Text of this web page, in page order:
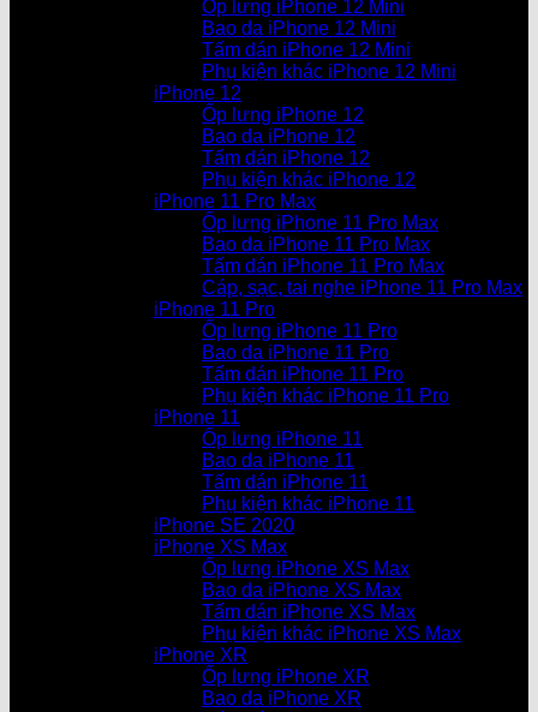
Ốp lưng iPhone 12 Mini
Bao da iPhone 12 Mini
Tấm dán iPhone 12 Mini
Phụ kiện khác iPhone 12 Mini
iPhone 12
Ốp lưng iPhone 12
Bao da iPhone 12
Tấm dán iPhone 12
Phụ kiện khác iPhone 12
iPhone 11 Pro Max
Ốp lưng iPhone 11 Pro Max
Bao da iPhone 11 Pro Max
Tấm dán iPhone 11 Pro Max
Cáp, sạc, tai nghe iPhone 11 Pro Max
iPhone 11 Pro
Ốp lưng iPhone 11 Pro
Bao da iPhone 11 Pro
Tấm dán iPhone 11 Pro
Phụ kiện khác iPhone 11 Pro
iPhone 11
Ốp lưng iPhone 11
Bao da iPhone 11
Tấm dán iPhone 11
Phụ kiện khác iPhone 11
iPhone SE 2020
iPhone XS Max
Ốp lưng iPhone XS Max
Bao da iPhone XS Max
Tấm dán iPhone XS Max
Phụ kiện khác iPhone XS Max
iPhone XR
Ốp lưng iPhone XR
Bao da iPhone XR